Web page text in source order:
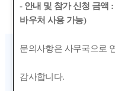
1. 한국식품산업클러스터진흥
- 안내 및 참가 신청 금액 :
바우처 사용 가능)
문의사항은 사무국으로
감사합니다.